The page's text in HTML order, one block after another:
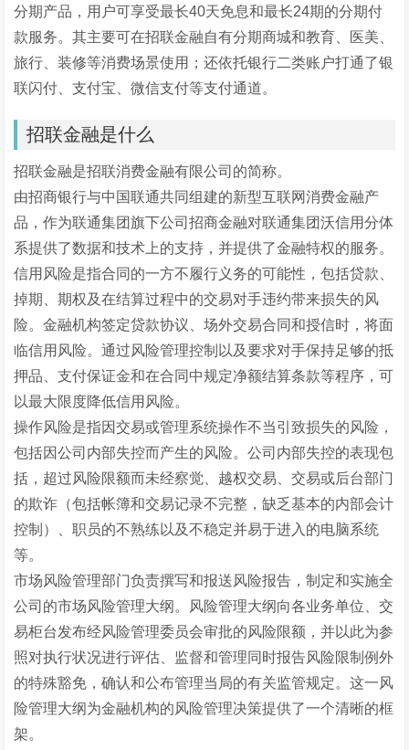
分期产品，用户可享受最长40天免息和最长24期的分期付
款服务。其主要可在招联金融自有分期商城和教育、医美、
旅行、装修等消费场景使用；还依托银行二类账户打通了银
联闪付、支付宝、微信支付等支付通道。
招联金融是什么
招联金融是招联消费金融有限公司的简称。
由招商银行与中国联通共同组建的新型互联网消费金融产
品，作为联通集团旗下公司招商金融对联通集团沃信用分体
系提供了数据和技术上的支持，并提供了金融特权的服务。
信用风险是指合同的一方不履行义务的可能性，包括贷款、
掉期、期权及在结算过程中的交易对手违约带来损失的风
险。金融机构签定贷款协议、场外交易合同和授信时，将面
临信用风险。通过风险管理控制以及要求对手保持足够的抵
押品、支付保证金和在合同中规定净额结算条款等程序，可
以最大限度降低信用风险。
操作风险是指因交易或管理系统操作不当引致损失的风险，
包括因公司内部失控而产生的风险。公司内部失控的表现包
括，超过风险限额而未经察觉、越权交易、交易或后台部门
的欺诈（包括帐簿和交易记录不完整，缺乏基本的内部会计
控制）、职员的不熟练以及不稳定并易于进入的电脑系统
等。
市场风险管理部门负责撰写和报送风险报告，制定和实施全
公司的市场风险管理大纲。风险管理大纲向各业务单位、交
易柜台发布经风险管理委员会审批的风险限额，并以此为参
照对执行状况进行评估、监督和管理同时报告风险限制例外
的特殊豁免，确认和公布管理当局的有关监管规定。这一风
险管理大纲为金融机构的风险管理决策提供了一个清晰的框
架。